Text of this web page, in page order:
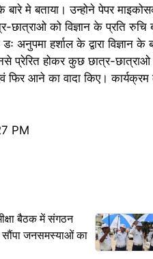
मे बताया। उन्होने पेपर
छात्राओ को विज्ञान के प्रति
हर्शाल के द्वारा विज्ञान के
प्रेरित होकर कुछ छात्र-छात्राओ
फिर आने का वादा किए।
बैठक में संगठन
जनसमस्याओं का